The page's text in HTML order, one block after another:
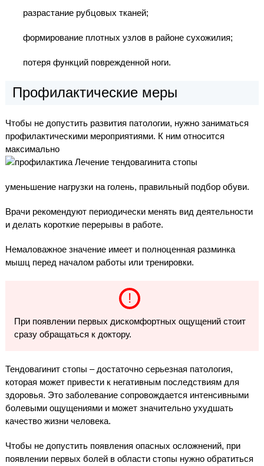
разрастание рубцовых тканей;
формирование плотных узлов в районе сухожилия;
потеря функций поврежденной ноги.
Профилактические меры
Чтобы не допустить развития патологии, нужно заниматься
профилактическими мероприятиями. К ним относится
максимально
уменьшение нагрузки на голень, правильный подбор обуви.
Врачи рекомендуют периодически менять вид деятельности
и делать короткие перерывы в работе.
Немаловажное значение имеет и полноценная разминка
мышц перед началом работы или тренировки.
При появлении первых дискомфортных ощущений стоит
сразу обращаться к доктору.
Тендовагинит стопы – достаточно серьезная патология,
которая может привести к негативным последствиям для
здоровья. Это заболевание сопровождается интенсивными
болевыми ощущениями и может значительно ухудшать
качество жизни человека.
Чтобы не допустить появления опасных осложнений, при
появлении первых болей в области стопы нужно обратиться